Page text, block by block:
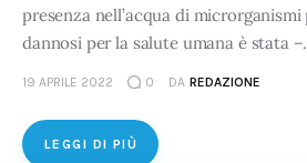
presenza nell’acqua di
dannosi per la salute umana è stata
19 APRILE 2022 0 DA REDAZIONE
LEGGI DI PIÙ